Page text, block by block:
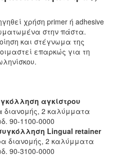
χρήση primer ή adhesive
στην πάστα.
και στέγνωμα της
επαρκώς για τη
αγκίστρου
διανομής, 2 καλύμματα
90-1100-0000
Lingual retainer
διανομής, 2 καλύμματα
90-3100-0000